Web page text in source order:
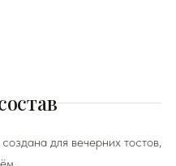
для вечерних тостов,